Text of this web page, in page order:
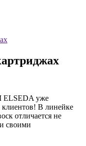
ELSEDA уже
В линейке
отличается не
своими